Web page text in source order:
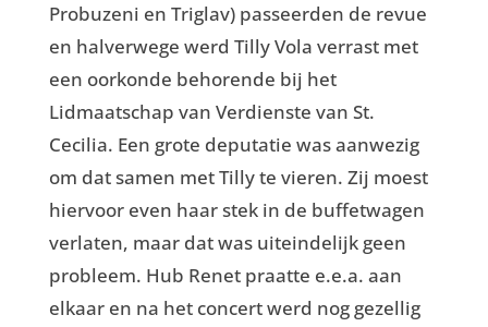
Probuzeni en Triglav) passeerden de revue
en halverwege werd Tilly Vola verrast met
een oorkonde behorende bij het
Lidmaatschap van Verdienste van St.
Cecilia. Een grote deputatie was aanwezig
om dat samen met Tilly te vieren. Zij moest
hiervoor even haar stek in de buffetwagen
verlaten, maar dat was uiteindelijk geen
probleem. Hub Renet praatte e.e.a. aan
elkaar en na het concert werd nog gezellig